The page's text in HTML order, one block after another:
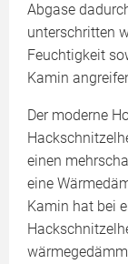
Abgase
unterschritten
Feuchtigkeit
Kamin
Der moderne
einen
eine
Kamin hat bei